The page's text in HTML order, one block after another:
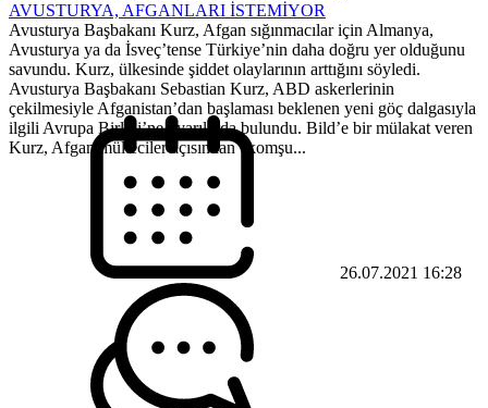
AVUSTURYA, AFGANLARI İSTEMİYOR
Avusturya Başbakanı Kurz, Afgan sığınmacılar için Almanya,
Avusturya ya da İsveç’tense Türkiye’nin daha doğru yer olduğunu
savundu. Kurz, ülkesinde şiddet olaylarının arttığını söyledi.
Avusturya Başbakanı Sebastian Kurz, ABD askerlerinin
çekilmesiyle Afganistan’dan başlaması beklenen yeni göç dalgasıyla
ilgili Avrupa Birliği’ne uyarılarda bulundu. Bild’e bir mülakat veren
Kurz, Afgan mülteciler açısından “komşu...
26.07.2021 16:28